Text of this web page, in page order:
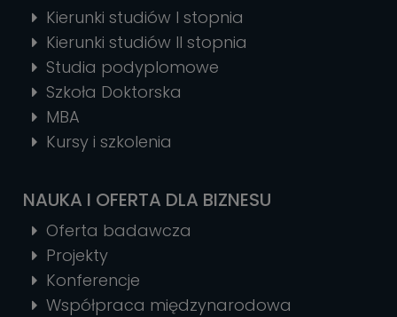
Kierunki studiów I stopnia
Kierunki studiów II stopnia
Studia podyplomowe
Szkoła Doktorska
MBA
Kursy i szkolenia
NAUKA I OFERTA DLA BIZNESU
Oferta badawcza
Projekty
Konferencje
Współpraca międzynarodowa